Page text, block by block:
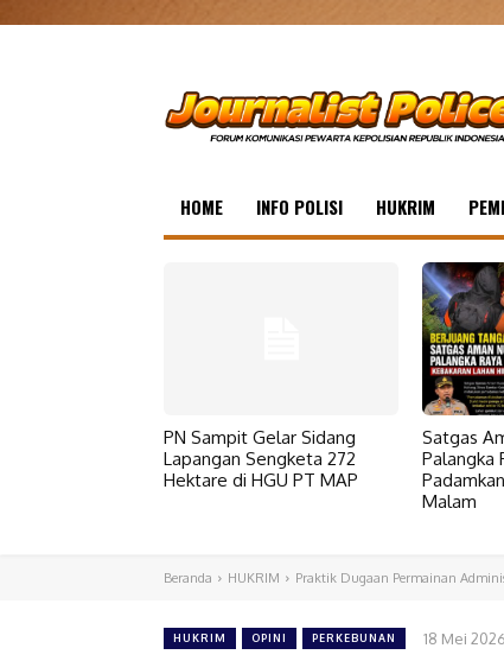
HOME INFO POLISI HUKRIM
PN Sampit Gelar Sidang
Lapangan Sengketa 272
Hektare di HGU PT MAP
Satgas
Palangka
Malam
Beranda HUKRIM Praktik Dugaan Permainan
HUKRIM OPINI PERKEBUNAN 18 Mei 2026